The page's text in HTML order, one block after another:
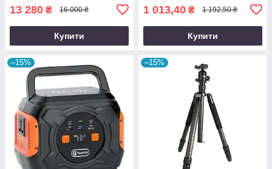
13 280 ₴ 16 000 ₴
Купити
1 013,40 ₴ 1 192,50 ₴
Купити
–15% –15%